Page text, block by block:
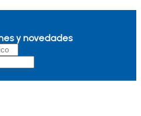
y novedades